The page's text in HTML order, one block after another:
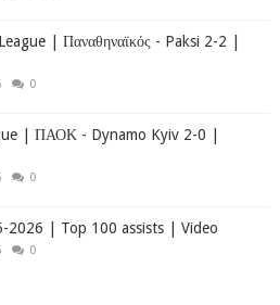
| Παναθηναϊκός - Paksi 2-2 |
0
| ΠΑΟΚ - Dynamo Kyiv 2-0 |
0
2026 | Top 100 assists | Video
0